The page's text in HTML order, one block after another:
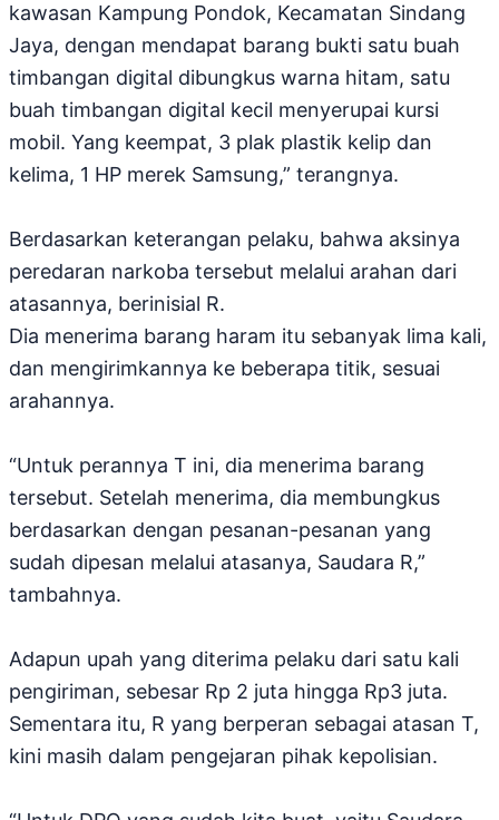
kawasan Kampung Pondok, Kecamatan Sindang
Jaya, dengan mendapat barang bukti satu buah
timbangan digital dibungkus warna hitam, satu
buah timbangan digital kecil menyerupai kursi
mobil. Yang keempat, 3 plak plastik kelip dan
kelima, 1 HP merek Samsung,” terangnya.
Berdasarkan keterangan pelaku, bahwa aksinya
peredaran narkoba tersebut melalui arahan dari
atasannya, berinisial R.
Dia menerima barang haram itu sebanyak lima kali,
dan mengirimkannya ke beberapa titik, sesuai
arahannya.
“Untuk perannya T ini, dia menerima barang
tersebut. Setelah menerima, dia membungkus
berdasarkan dengan pesanan-pesanan yang
sudah dipesan melalui atasanya, Saudara R,”
tambahnya.
Adapun upah yang diterima pelaku dari satu kali
pengiriman, sebesar Rp 2 juta hingga Rp3 juta.
Sementara itu, R yang berperan sebagai atasan T,
kini masih dalam pengejaran pihak kepolisian.